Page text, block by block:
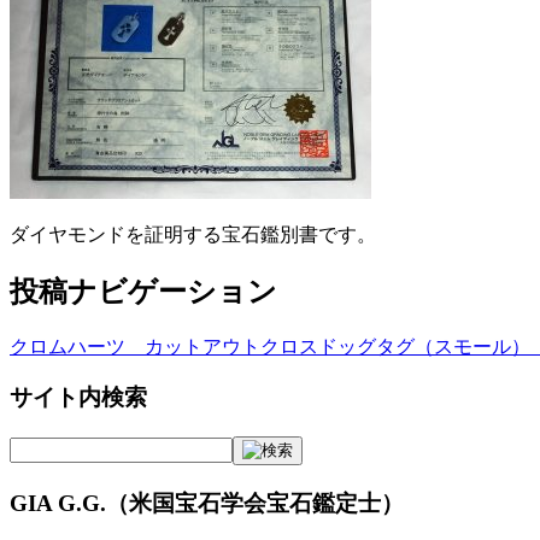
ダイヤモンドを証明する宝石鑑別書です。
投稿ナビゲーション
クロムハーツ カットアウトクロスドッグタグ（スモール
サイト内検索
GIA G.G.（米国宝石学会宝石鑑定士）